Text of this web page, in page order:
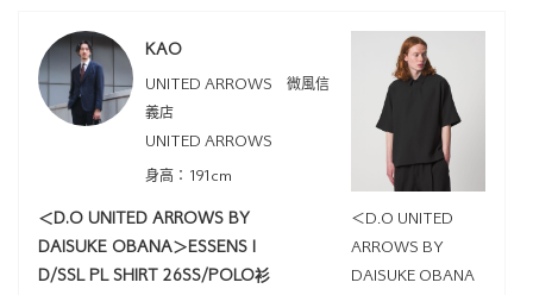
KAO
UNITED ARROWS 微風信
義店
UNITED ARROWS
身高：191cm
＜D.O UNITED ARROWS BY
DAISUKE OBANA＞ESSENS I
D/SSL PL SHIRT 26SS/POLO衫
＜D.O UNITED
ARROWS BY
DAISUKE OBANA